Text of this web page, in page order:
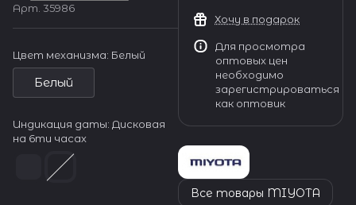
Арт. 35986
Цвет механизма: Белый
Белый
Индикация даты: Дисковая
на 6ти часах
Хочу в подарок
Для просмотра
оптовых цен
необходимо
зарегистрироваться
как оптовик
Все товары MIYOTA